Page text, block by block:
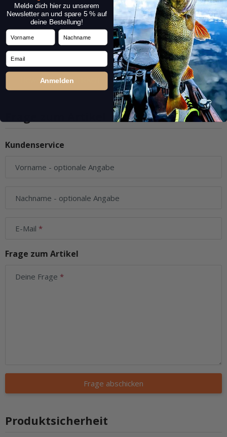
Kundenservice
Vorname - optionale Angabe
Nachname - optionale Angabe
E-Mail
Frage zum Artikel
Deine Frage
Frage abschicken
Produktsicherheit
Melde dich hier zu unserem
Newsletter an und spare 5 % auf
deine Bestellung!
Vorname Nachname
Email
Anmelden